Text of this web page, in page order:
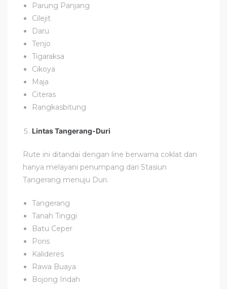
Parung Panjang
Cilejit
Daru
Tenjo
Tigaraksa
Cikoya
Maja
Citeras
Rangkasbitung
Lintas Tangerang-Duri
Rute ini ditandai dengan line berwarna coklat dan
hanya melayani penumpang dari Stasiun
Tangerang menuju Duri.
Tangerang
Tanah Tinggi
Batu Ceper
Poris
Kalideres
Rawa Buaya
Bojong Indah